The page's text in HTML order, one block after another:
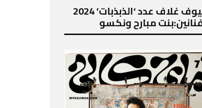
ضيوف غلاف عدد ‘الذبذبات’ 2024
مبارح ونكسو